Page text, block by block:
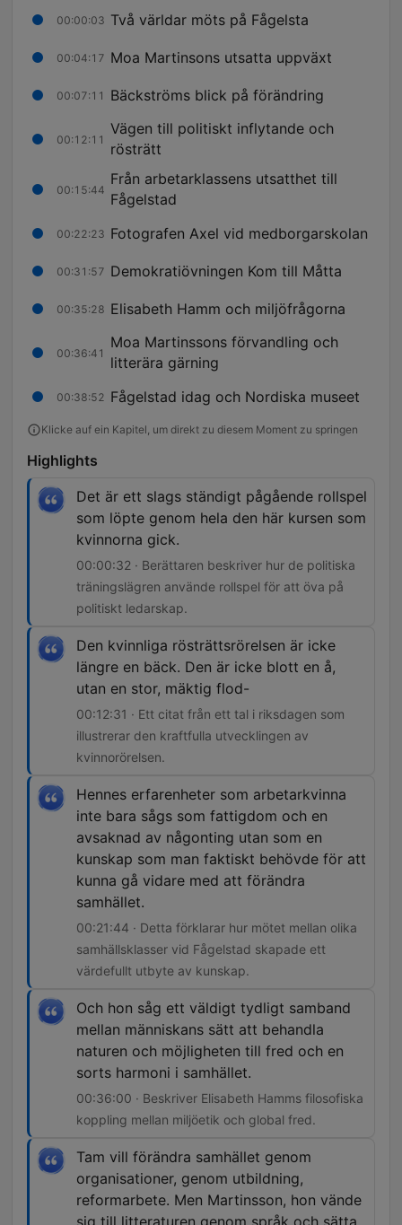
00:00:03 Två världar möts på Fågelsta
00:04:17 Moa Martinsons utsatta uppväxt
00:07:11 Bäckströms blick på förändring
00:12:11
Vägen till politiskt inflytande och
rösträtt
00:15:44
Från arbetarklassens utsatthet till
Fågelstad
00:22:23 Fotografen Axel vid medborgarskolan
00:31:57 Demokratiövningen Kom till Måtta
00:35:28 Elisabeth Hamm och miljöfrågorna
00:36:41
Moa Martinssons förvandling och
litterära gärning
00:38:52 Fågelstad idag och Nordiska museet
Klicke auf ein Kapitel, um direkt zu diesem Moment zu springen
Highlights
Det är ett slags ständigt pågående rollspel
som löpte genom hela den här kursen som
kvinnorna gick.
00:00:32 · Berättaren beskriver hur de politiska
träningslägren använde rollspel för att öva på
politiskt ledarskap.
Den kvinnliga rösträttsrörelsen är icke
längre en bäck. Den är icke blott en å,
utan en stor, mäktig flod-
00:12:31 · Ett citat från ett tal i riksdagen som
illustrerar den kraftfulla utvecklingen av
kvinnorörelsen.
Hennes erfarenheter som arbetarkvinna
inte bara sågs som fattigdom och en
avsaknad av någonting utan som en
kunskap som man faktiskt behövde för att
kunna gå vidare med att förändra
samhället.
00:21:44 · Detta förklarar hur mötet mellan olika
samhällsklasser vid Fågelstad skapade ett
värdefullt utbyte av kunskap.
Och hon såg ett väldigt tydligt samband
mellan människans sätt att behandla
naturen och möjligheten till fred och en
sorts harmoni i samhället.
00:36:00 · Beskriver Elisabeth Hamms filosofiska
koppling mellan miljöetik och global fred.
Tam vill förändra samhället genom
organisationer, genom utbildning,
reformarbete. Men Martinsson, hon vände